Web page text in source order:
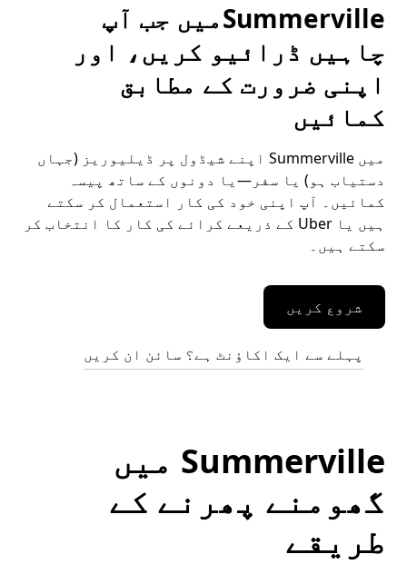
Summervilleمیں جب آپ
چاہیں ڈرائیو کریں، اور
اپنی ضرورت کے مطابق
کمائیں
میں Summerville اپنے شیڈول پر ڈیلیوریز (جہاں
دستیاب ہو) یا سفر—یا دونوں کے ساتھ پیسہ
کمائیں۔ آپ اپنی خود کی کار استعمال کر سکتے
ہیں یا Uber کے ذریعے کرائے کی کار کا انتخاب کر
سکتے ہیں۔
شروع کریں
پہلے سے ایک اکاؤنٹ ہے؟ سائن ان کریں
Summerville میں
گھومنے پھرنے کے
طریقے